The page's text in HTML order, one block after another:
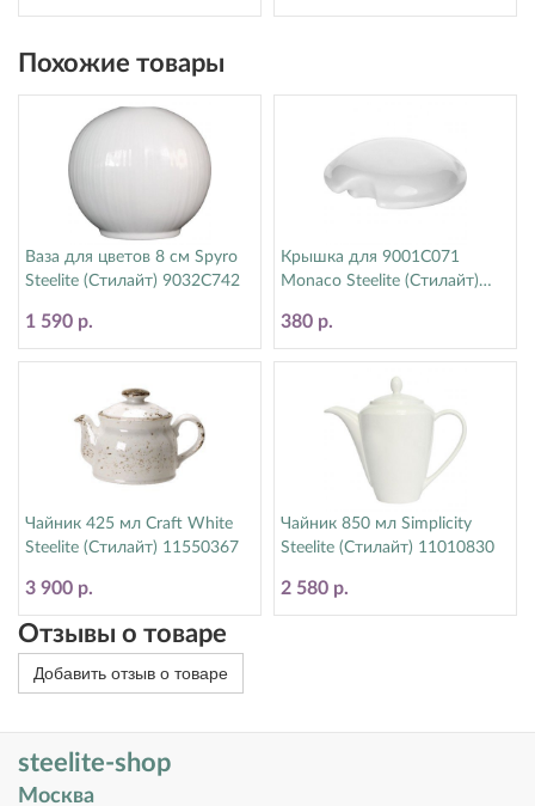
Похожие товары
Ваза для цветов 8 см Spyro
Steelite (Стилайт) 9032C742
1 590 р.
Крышка для 9001C071
Monaco Steelite (Стилайт)
380 р.
Чайник 425 мл Craft White
Steelite (Стилайт) 11550367
3 900 р.
Чайник 850 мл Simplicity
Steelite (Стилайт) 11010830
2 580 р.
Отзывы о товаре
Добавить отзыв о товаре
steelite-shop
Москва